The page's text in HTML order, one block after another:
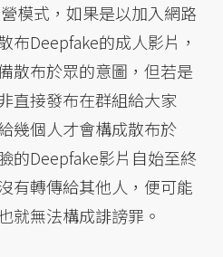
模式，如果是以加入網路
布Deepfake的成人影片，
散布於眾的意圖，但若是
直接發布在群組給大家
幾個人才會構成散布於
的Deepfake影片自始至終
有轉傳給其他人，便可能
就無法構成誹謗罪。